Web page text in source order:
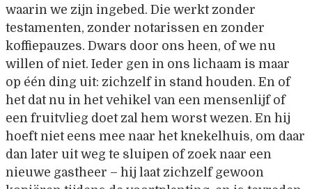
waarin we zijn ingebed. Die werkt zonder
testamenten, zonder notarissen en zonder
koffiepauzes. Dwars door ons heen, of we nu
willen of niet. Ieder gen in ons lichaam is maar
op één ding uit: zichzelf in stand houden. En of
het dat nu in het vehikel van een mensenlijf of
een fruitvlieg doet zal hem worst wezen. En hij
hoeft niet eens mee naar het knekelhuis, om daar
dan later uit weg te sluipen of zoek naar een
nieuwe gastheer – hij laat zichzelf gewoon